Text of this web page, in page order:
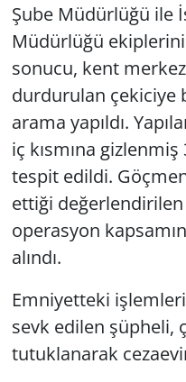
Şube Müdürlüğü ile
Müdürlüğü
sonucu, kent
durdurulan çekiciye
arama yapıldı.
iç kısmına
tespit edildi.
ettiği değerlendirilen
operasyon
alındı.
Emniyetteki
sevk edilen şüpheli,
tutuklanarak